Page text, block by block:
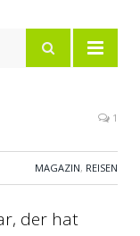
1
MAGAZIN, REISEN
der hat